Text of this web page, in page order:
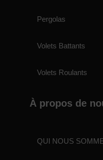
Pergolas
Volets Battants
Volets Roulants
À propos de
QUI NOUS